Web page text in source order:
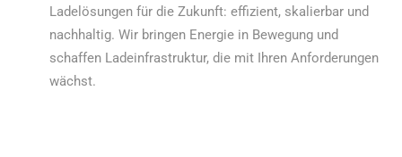
Ladelösungen für die Zukunft: effizient, skalierbar und
nachhaltig. Wir bringen Energie in Bewegung und
schaffen Ladeinfrastruktur, die mit Ihren Anforderungen
wächst.